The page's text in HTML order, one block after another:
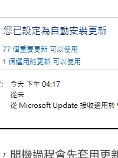
開機過程會先套用更